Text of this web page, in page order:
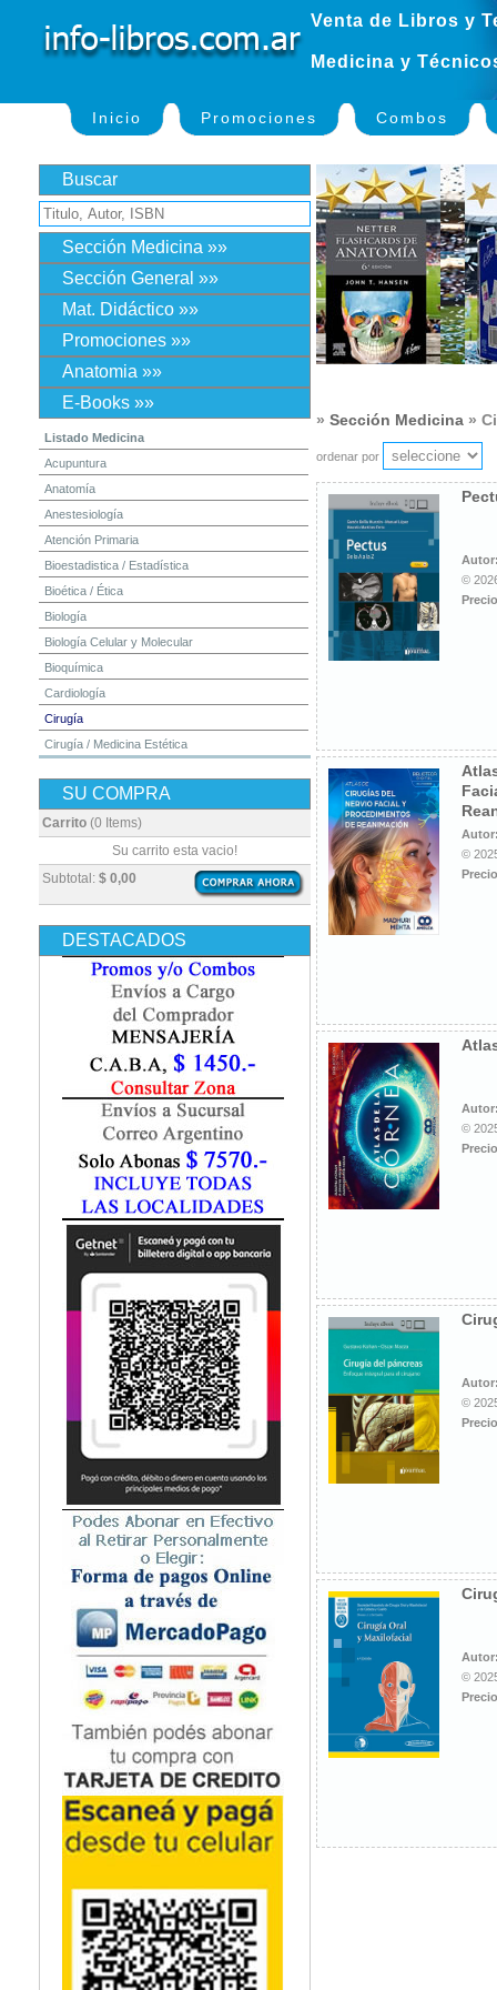
Venta de Libros y
Medicina y
Inicio Promociones Combos
Buscar
Sección Medicina »»
Sección General »»
Mat. Didáctico »»
Promociones »»
Anatomia »»
E-Books »»
Listado Medicina
Acupuntura
Anatomía
Anestesiología
Atención Primaria
Bioestadistica / Estadística
Bioética / Ética
Biología
Biología Celular y Molecular
Bioquímica
Cardiología
Cirugía
Cirugía / Medicina Estética
Dermatología
Diagnóstico por Imagen / Radiología
Embriología
Enfermería
Epidemiología
Farmacia / Farmacología
Fisiatría / Kinesiología
Fisiología / Fisiopatología
Fonoaudiología
Gastroenterología
Geriatría
Ginecología / Obstetricia
Hematología
Histología
Homeopatía
Infectología
Inmunología
Instrumentación Quirurgica
Medicina del Deporte / Rehabilitación
Medicina Emergencias / Urgencias
Medicina Forense / Legal
Medicina General
Medicina Interna
Microbiología
Nefrología
Neonatología / Pediatría
Neumología
Neuroanatomía / Neurociencia
Neurocirugía
Neurología
Nutrición
Odontología
Oftalmología
Oncología / Cuidados Paliativos
Ortopedía / Traumatología
Osteopatía
Otorrinolaringología
Podología
Psicología
Psiquiatría
Química
SU COMPRA
Carrito (0 Items)
Subtotal: $ 0,00
Su carrito esta vacio!
DESTACADOS
» Sección Medicina »
ordenar por
©
©
©
©
©